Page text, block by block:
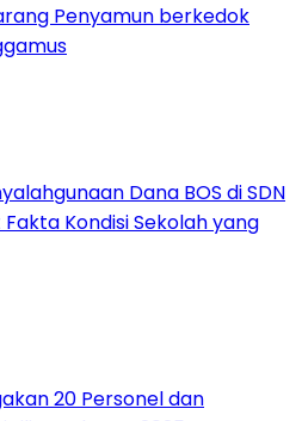
Penyamun berkedok
Dana BOS di SDN
Kondisi Sekolah yang
20 Personel dan